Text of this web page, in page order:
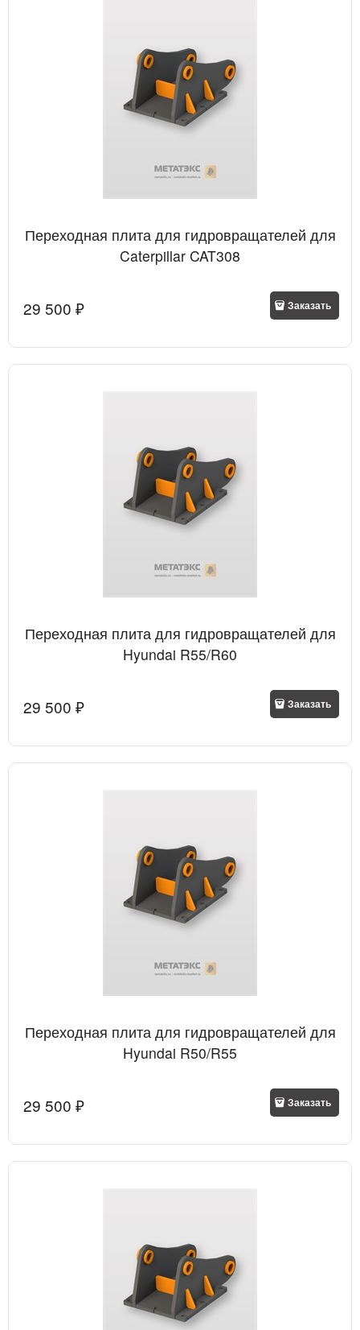
Переходная плита для гидровращателей для
Caterpillar CAT308
29 500 ₽ Заказать
Переходная плита для гидровращателей для
Hyundai R55/R60
29 500 ₽ Заказать
Переходная плита для гидровращателей для
Hyundai R50/R55
29 500 ₽ Заказать